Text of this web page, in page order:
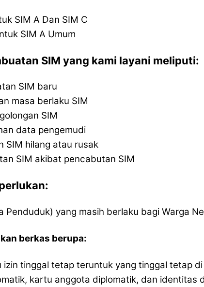
SIM A Dan SIM C
SIM A Umum
SIM yang kami layani meliputi:
SIM baru
masa berlaku SIM
SIM
data pengemudi
SIM hilang atau rusak
SIM akibat pencabutan SIM
Penduduk) yang masih berlaku bagi Warga
berkas berupa:
izin tinggal tetap teruntuk yang tinggal tetap
kartu anggota diplomatik, dan